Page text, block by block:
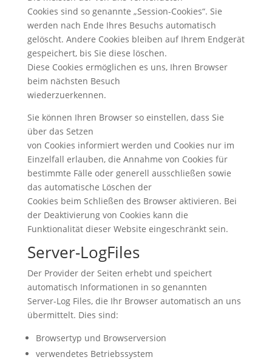
Cookies sind so genannte „Session-Cookies“. Sie
werden nach Ende Ihres Besuchs automatisch
gelöscht. Andere Cookies bleiben auf Ihrem Endgerät
gespeichert, bis Sie diese löschen.
Diese Cookies ermöglichen es uns, Ihren Browser
beim nächsten Besuch
wiederzuerkennen.
Sie können Ihren Browser so einstellen, dass Sie
über das Setzen
von Cookies informiert werden und Cookies nur im
Einzelfall erlauben, die Annahme von Cookies für
bestimmte Fälle oder generell ausschließen sowie
das automatische Löschen der
Cookies beim Schließen des Browser aktivieren. Bei
der Deaktivierung von Cookies kann die
Funktionalität dieser Website eingeschränkt sein.
Server-LogFiles
Der Provider der Seiten erhebt und speichert
automatisch Informationen in so genannten
Server-Log Files, die Ihr Browser automatisch an uns
übermittelt. Dies sind:
Browsertyp und Browserversion
verwendetes Betriebssystem